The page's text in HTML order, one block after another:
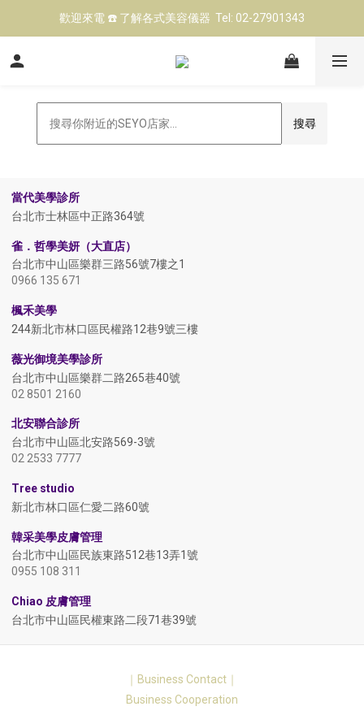
立即點擊 ➡️ 前往LINE@預約 美容儀器試機
歡迎來電 ☎️ 了解各式美容儀器  Tel: 02-27901343
台北高雄展示中心 👍 現場試機（預約制)
搜尋
−
當代美學診所
台北市士林區中正路364號
雀．哲學美妍（大直店）
台北市中山區樂群三路56號7樓之1
0966 135 671
楓禾美學
244新北市林口區民權路12巷9號三樓
薇光御境美學診所
台北市中山區樂群二路265巷40號
02 8501 2160
北安聯合診所
台北市中山區北安路569-3號
02 2533 7777
Tree studio
新北市林口區仁愛二路60號
韓采美學皮膚管理
台北市中山區民族東路512巷13弄1號
0955 108 311
Chiao 皮膚管理
台北市中山區民權東路二段71巷39號
台北市中山區民權東路三段72號
｜Business Contact｜
Business Cooperation